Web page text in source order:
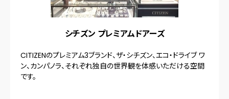
シチズン プレミアムドアーズ
CITIZENのプレミアム3ブランド、ザ・シチズン、エコ・ドライブ ワ
ン、カンパノラ、それぞれ独自の世界観を体感いただける空間
です。